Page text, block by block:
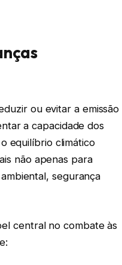
ou evitar a emissão
a capacidade dos
equilíbrio climático
não apenas para
segurança
central no combate às